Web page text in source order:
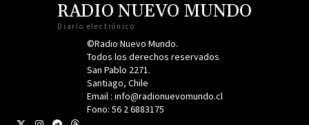
RADIO NUEVO MUNDO
Diario electrónico
©Radio Nuevo Mundo.
Todos los derechos reservados
San Pablo 2271.
Santiago, Chile
Email : info@radionuevomundo.cl
Fono: 56 2 6883175